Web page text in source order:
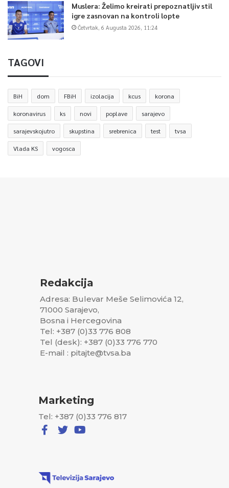
Muslera: Želimo kreirati prepoznatljiv stil
igre zasnovan na kontroli lopte
Četvrtak, 6 Augusta 2026, 11:24
TAGOVI
BiH dom FBiH izolacija kcus korona
koronavirus ks novi poplave sarajevo
sarajevskojutro skupstina srebrenica test tvsa
Vlada KS vogosca
Redakcija
Adresa: Bulevar Meše Selimovića 12,
71000 Sarajevo,
Bosna i Hercegovina
Tel: +387 (0)33 776 808
Tel (desk): +387 (0)33 776 770
E-mail : pitajte@tvsa.ba
Marketing
Tel: +387 (0)33 776 817